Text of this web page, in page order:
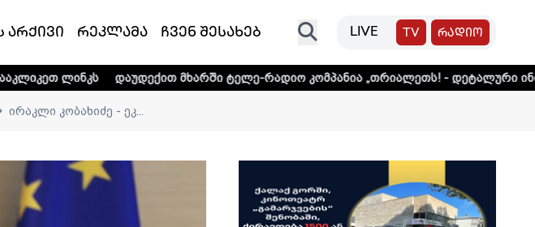
რეკლამა ჩვენ შესახებ LIVE TV რადიო
დაუდექით მხარში ტელე-რადიო კომპანია „თრიალეთს! - დეტალური
ირაკლი კობახიძე - ეკ...